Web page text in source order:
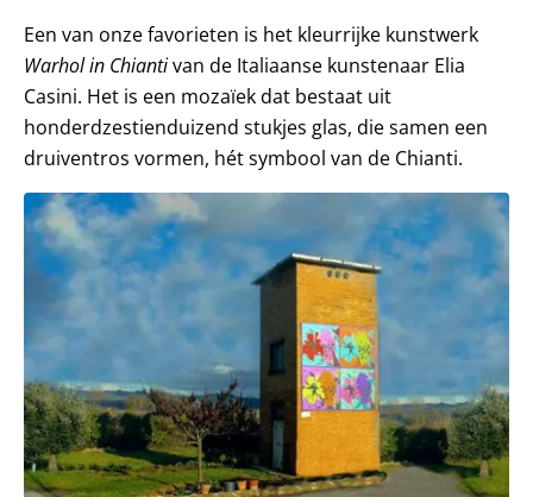
Een van onze favorieten is het kleurrijke kunstwerk
Warhol in Chiantivan de Italiaanse kunstenaar Elia
Casini. Het is een mozaïek dat bestaat uit
honderdzestienduizend stukjes glas, die samen een
druiventros vormen, hét symbool van de Chianti.